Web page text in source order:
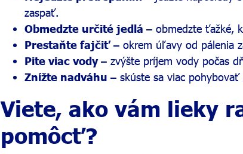
zaspať.
Obmedzte určité jedlá – obmedzte ťažké,
Prestaňte fajčiť– okrem úľavy od pálenia
Pite viac vody– zvýšte príjem vody počas
Znížte nadváhu – skúste sa viac
Viete, ako vám lieky
pomôcť?